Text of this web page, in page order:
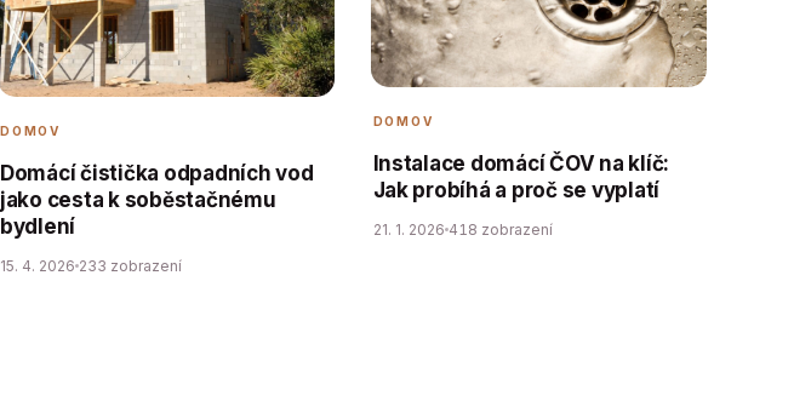
DOMOV
Domácí čistička odpadních vod
jako cesta k soběstačnému
bydlení
15. 4. 2026 233 zobrazení
DOMOV
Instalace domácí ČOV na klíč:
Jak probíhá a proč se vyplatí
21. 1. 2026 418 zobrazení